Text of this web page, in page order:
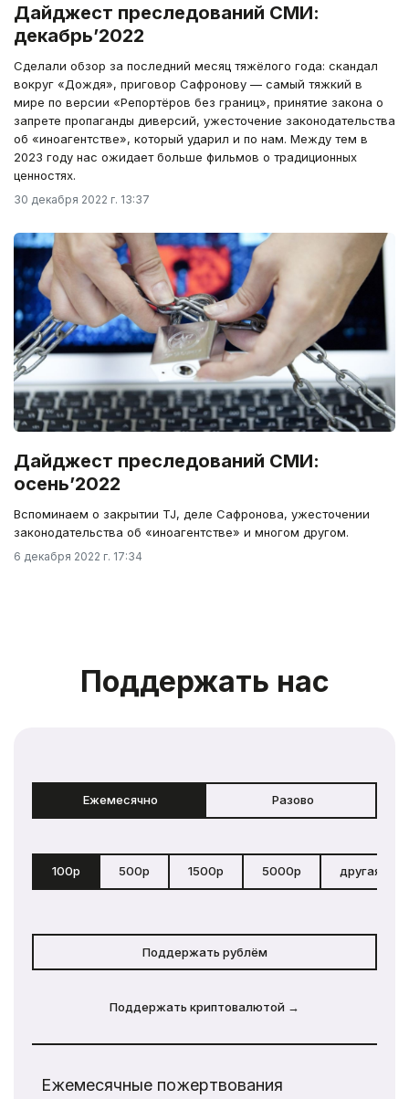
Дайджест преследований СМИ:
декабрь’2022
Сделали обзор за последний месяц тяжёлого года: скандал
вокруг «Дождя», приговор Сафронову — самый тяжкий в
мире по версии «Репортёров без границ», принятие закона о
запрете пропаганды диверсий, ужесточение законодательства
об «иноагентстве», который ударил и по нам. Между тем в
2023 году нас ожидает больше фильмов о традиционных
ценностях.
30 декабря 2022 г. 13:37
Дайджест преследований СМИ:
осень’2022
Вспоминаем о закрытии TJ, деле Сафронова, ужесточении
законодательства об «иноагентстве» и многом другом.
6 декабря 2022 г. 17:34
Поддержать нас
Ежемесячно Разово
100р 500р 1500р 5000р другая
Поддержать рублём
Поддержать криптовалютой →
Ежемесячные пожертвования